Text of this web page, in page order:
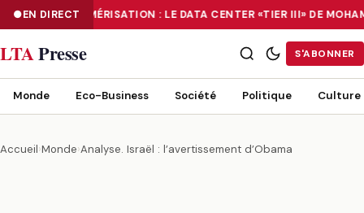
EN DIRECTNUMÉRISATION : LE DATA CENTER «TIER III» DE
NUMÉRISATION : LE DATA CENTER «TIER III» DE MOHAMMADIA, UN
LTAPresse S'ABONNER
Monde Eco-Business Société Politique Culture
Accueil›Monde›Analyse. Israël : l’avertissement d’Obama